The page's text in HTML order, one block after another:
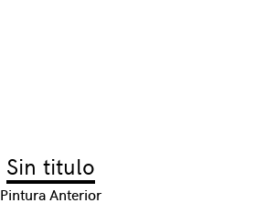
Sin titulo
Pintura Anterior